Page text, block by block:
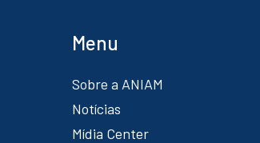
Menu
Sobre a ANIAM
Notícias
Mídia Center